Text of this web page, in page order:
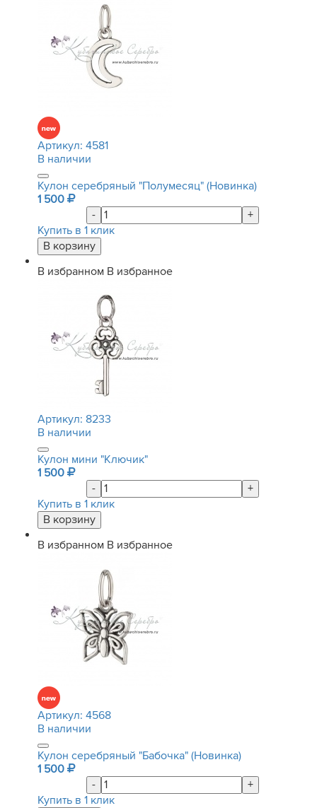
Артикул: 4581
В наличии
Кулон серебряный "Полумесяц" (Новинка)
1 500
-
+
Купить в 1 клик
В избранном В избранное
Артикул: 8233
В наличии
Кулон мини "Ключик"
1 500
-
+
Купить в 1 клик
В избранном В избранное
Артикул: 4568
В наличии
Кулон серебряный "Бабочка" (Новинка)
1 500
-
+
Купить в 1 клик